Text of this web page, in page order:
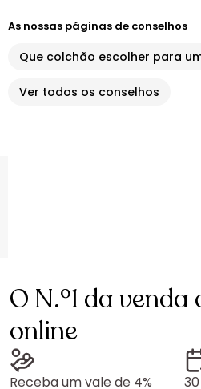
As nossas páginas de conselhos
Que colchão escolher para
Ver todos os conselhos
O N.º1 da
online
Receba um vale de 4%